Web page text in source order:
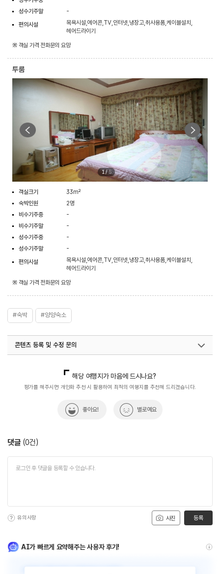
성수기주말
-
편의시설
목욕시설,에어콘,TV,인터넷,냉장고,취사용품,케이블설치,
헤어드라이기
※ 객실 가격 전화문의 요망
투룸
1/5
객실크기
33m²
숙박인원
2명
비수기주중
-
비수기주말
-
성수기주중
-
성수기주말
-
편의시설
목욕시설,에어콘,TV,인터넷,냉장고,취사용품,케이블설치,
헤어드라이기
※ 객실 가격 전화문의 요망
#숙박 #양양숙소
콘텐츠 등록 및 수정 문의
해당 여행지가 마음에 드시나요?
평가를 해주시면 개인화 추천 시 활용하여 최적의 여행지를 추천해 드리겠습니다.
좋아요! 별로예요
댓글 (0건)
사진
유의사항 등록
AI가 빠르게 요약해주는 사용자 후기!